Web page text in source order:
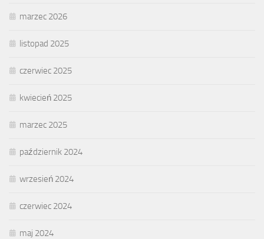
marzec 2026
listopad 2025
czerwiec 2025
kwiecień 2025
marzec 2025
październik 2024
wrzesień 2024
czerwiec 2024
maj 2024